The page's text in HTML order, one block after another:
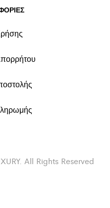
All Rights Reserved